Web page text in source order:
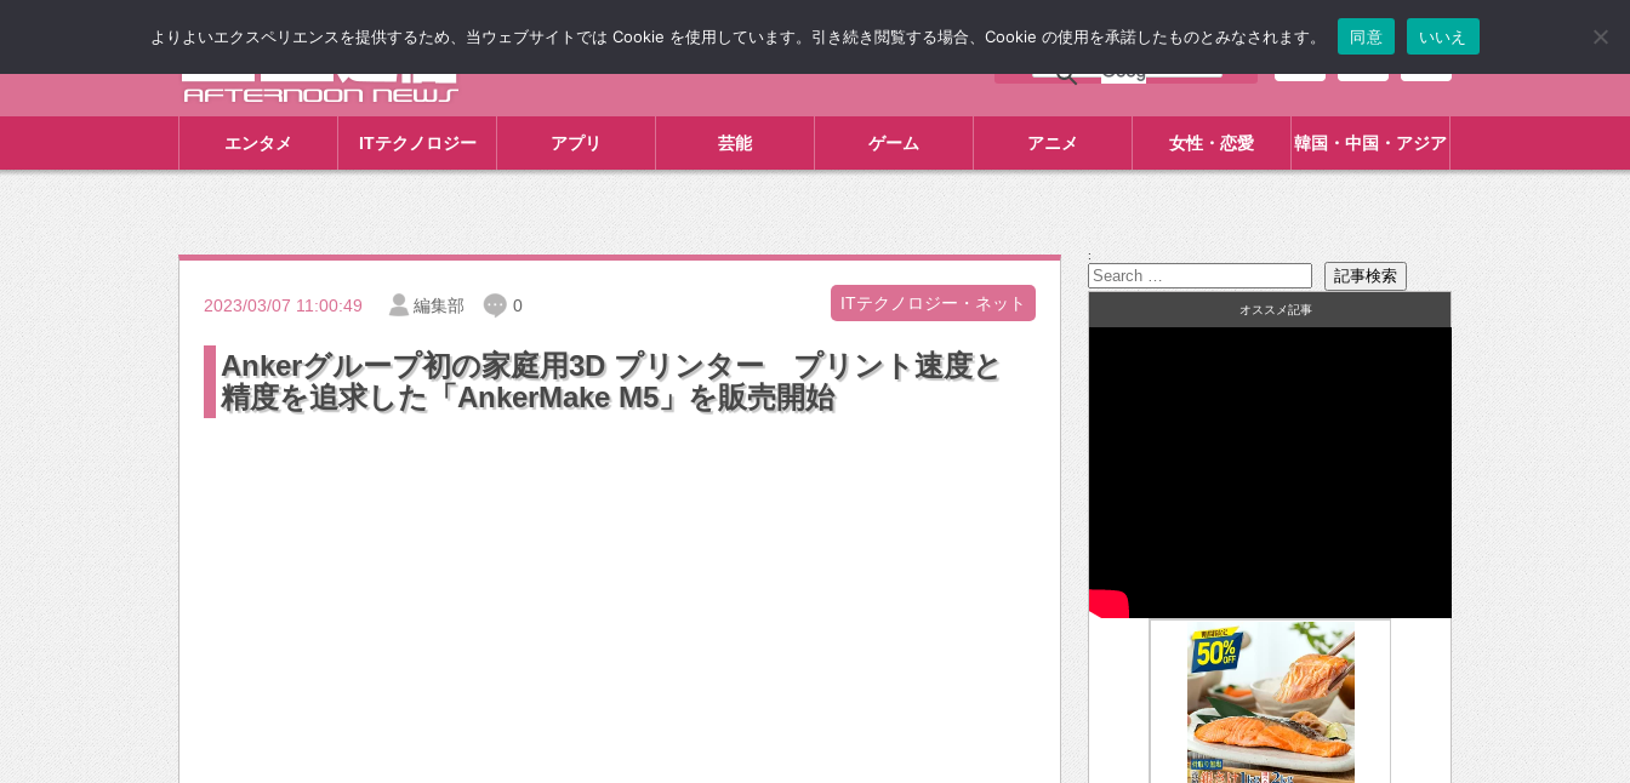
エンタメ ITテクノロジー アプリ 芸能 ゲーム アニメ 女性・恋愛 韓国・中国・アジア
2023/03/07 11:00:49 編集部 0 ITテクノロジー・ネット
Ankerグループ初の家庭用3D プリンター プリント速度と
精度を追求した「AnkerMake M5」を販売開始
:
オススメ記事
よりよいエクスペリエンスを提供するため、当ウェブサイトでは Cookie を使用しています。引き続き閲覧する場合、Cookie の使用を承諾したものとみなされます。 同意 いいえ